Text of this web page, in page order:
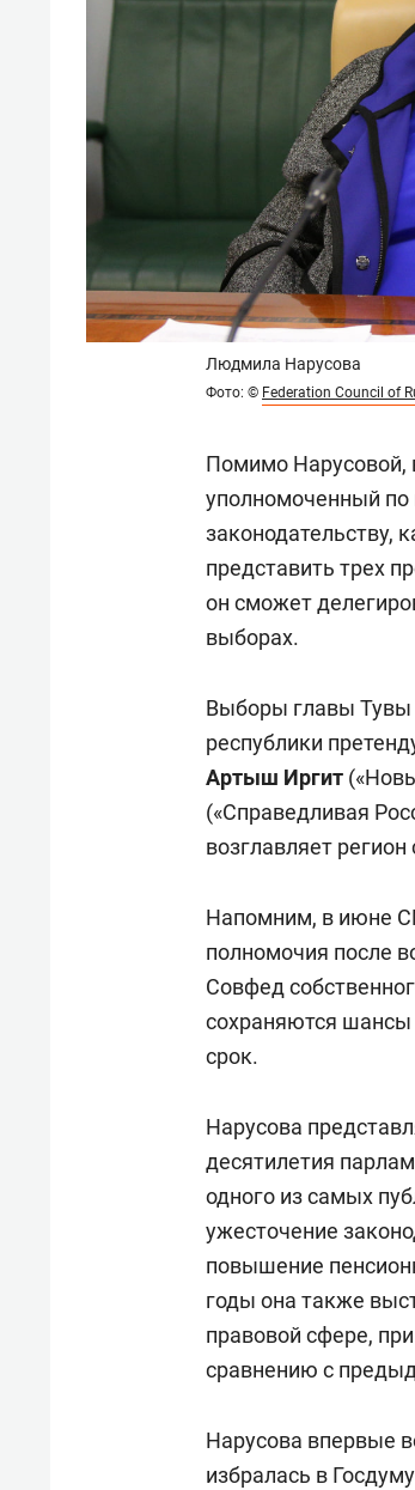
Людмила Нарусова
Фото: © Federation Council of
Помимо Нарусовой,
уполномоченный по
законодательству,
представить трех
он сможет
выборах.
Выборы главы Тувы
республики
Артыш Иргит
(«Справедливая
возглавляет регион
Напомним, в июне
полномочия после
Совфед
сохраняются шансы
срок.
Нарусова
десятилетия
одного из самых
ужесточение
повышение
годы она также
правовой сфере,
сравнению с
Нарусова впервые
избралась в